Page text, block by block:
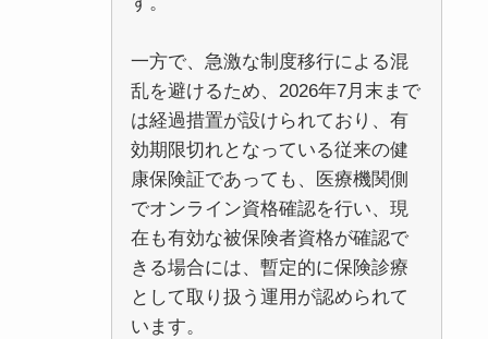
一方で、急激な制度移行による混
乱を避けるため、2026年7月末まで
は経過措置が設けられており、有
効期限切れとなっている従来の健
康保険証であっても、医療機関側
でオンライン資格確認を行い、現
在も有効な被保険者資格が確認で
きる場合には、暫定的に保険診療
として取り扱う運用が認められて
います。